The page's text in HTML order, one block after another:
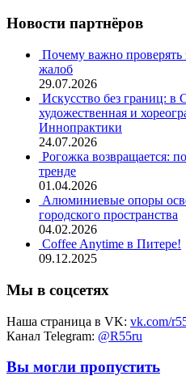
Новости партнёров
Почему важно проверять
жалоб
29.07.2026
Искусство без границ: в
художественная и
Иннопрактики
24.07.2026
Рогожка возвращается:
тренде
01.04.2026
Алюминиевые опоры
городского пространства
04.02.2026
Coffee Anytime в Питере!
09.12.2025
Мы в соцсетях
Наша страница в VK: vk.com/
Канал Telegram: @R55ru
Вы могли пропустить